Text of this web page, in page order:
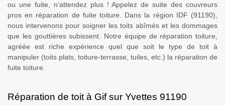
ou une fuite, n’attendez plus ! Appelez de suite des couvreurs
pros en réparation de fuite toiture. Dans la région IDF (91190),
nous intervenons pour soigner les toits abîmés et les dommages
que les gouttières subissent. Notre équipe de réparation toiture,
agréée est riche expérience quel que soit le type de toit à
manipuler (toits plats, toiture-terrasse, tuiles, etc.) la réparation de
fuite toiture.
Réparation de toit à Gif sur Yvettes 91190